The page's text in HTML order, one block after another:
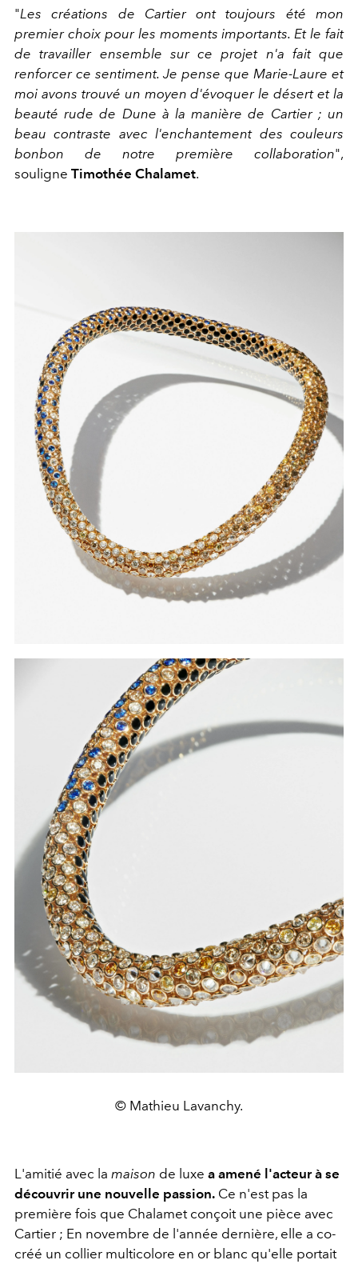
"Les créations de Cartier ont toujours été mon
premier choix pour les moments importants. Et le fait
de travailler ensemble sur ce projet n'a fait que
renforcer ce sentiment. Je pense que Marie-Laure et
moi avons trouvé un moyen d'évoquer le désert et la
beauté rude de Dune à la manière de Cartier ; un
beau contraste avec l'enchantement des couleurs
bonbon de notre première collaboration",
souligne Timothée Chalamet.
© Mathieu Lavanchy.
L'amitié avec la maison de luxe a amené l'acteur à se
découvrir une nouvelle passion. Ce n'est pas la
première fois que Chalamet conçoit une pièce avec
Cartier ; En novembre de l'année dernière, elle a co-
créé un collier multicolore en or blanc qu'elle portait